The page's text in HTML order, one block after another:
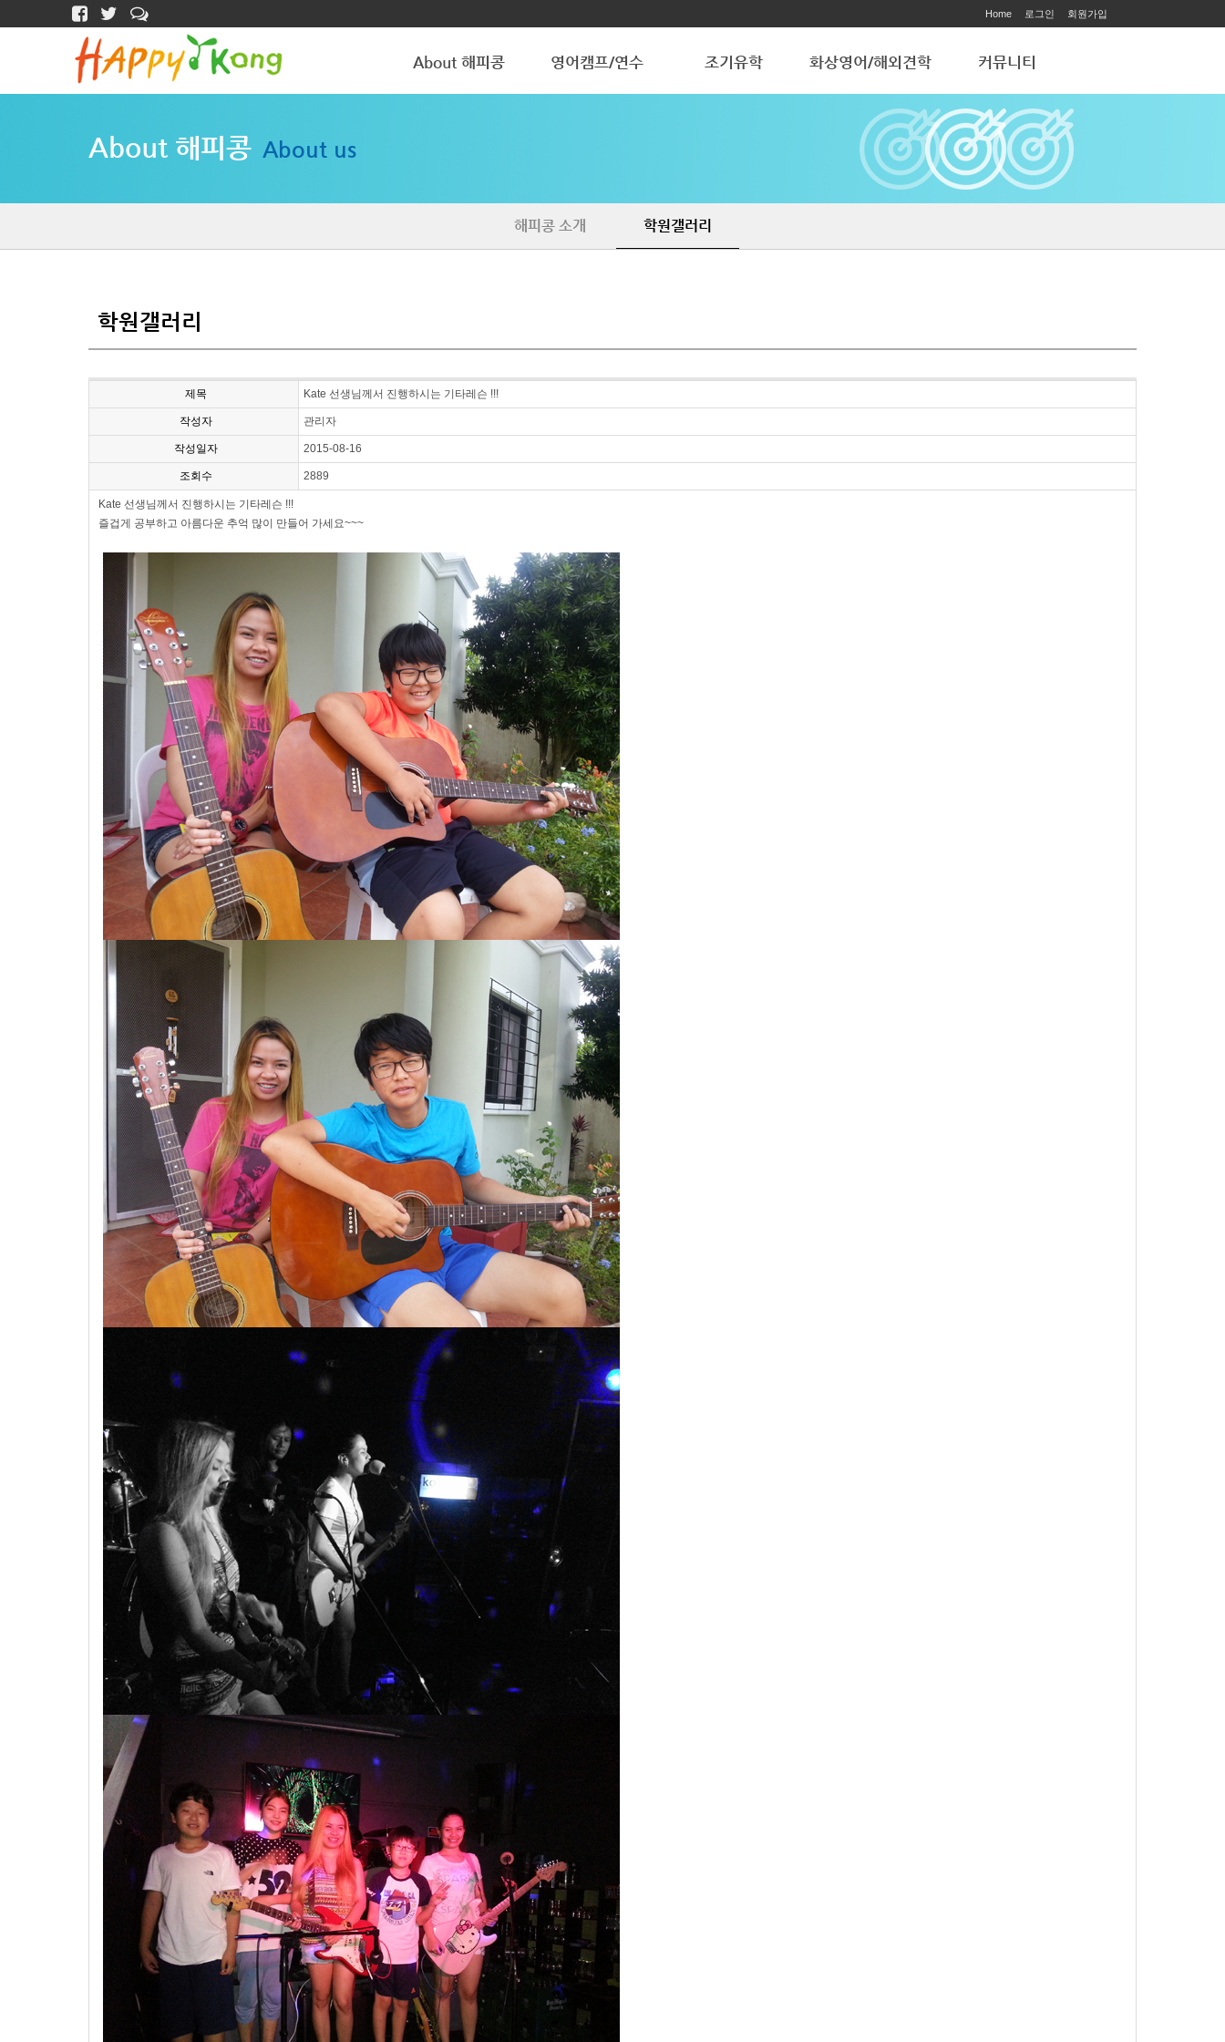
Home 로그인 회원가입
About 해피콩 영어캠프/연수 조기유학 화상영어/해외견학
해외 학습견학
커뮤니티
공지사항
ART ACADEMY
About 해피콩 About us
해피콩 소개 학원갤러리
학원갤러리
제목 Kate 선생님께서 진행하시는 기타레슨 !!!
작성자 관리자
작성일자 2015-08-16
조회수 2889
Kate 선생님께서 진행하시는 기타레슨 !!!
즐겁게 공부하고 아름다운 추억 많이 만들어 가세요~~~